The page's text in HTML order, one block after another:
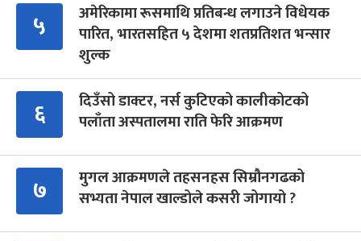
५
अमेरिकामा रूसमाथि प्रतिबन्ध लगाउने विधेयक
पारित, भारतसहित ५ देशमा शतप्रतिशत भन्सार
शुल्क
६
दिउँसो डाक्टर, नर्स कुटिएको कालीकोटको
पलाँता अस्पतालमा राति फेरि आक्रमण
७
मुगल आक्रमणले तहसनहस सिम्रौनगढको
सभ्यता नेपाल खाल्डोले कसरी जोगायो ?